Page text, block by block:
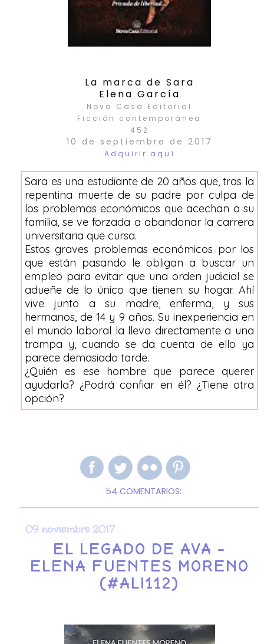
La marca de Sara
Elena García
Nova Casa Editorial
Ficción contemporánea
452
10 de septiembre de 2017
Adquirir aquí
Sara es una estudiante de 20 años que, tras la
repentina muerte de su padre por culpa de
los problemas económicos que acechan a su
familia, se ve forzada a abandonar la carrera
universitaria que cursa.
Estos graves problemas económicos por los
que están pasando le obligan a buscar un
empleo para evitar que una orden judicial se
adueñe de lo único que tienen: su hogar. Ahí
vive junto a su madre, enferma, y sus
hermanos, de 14 y 9 años. Su inexperiencia en
el mundo laboral la lleva directamente a una
trampa y, cuando se da cuenta de ello ya
parece demasiado tarde.
¿Quién es ese hombre que parece querer
ayudarla? ¿Podrá confiar en él? ¿Tiene otra
opción?
54 COMENTARIOS:
09 noviembre 2017
EL LEGADO DE AVA -
ELENA FUENTES MORENO
(#ALI112)